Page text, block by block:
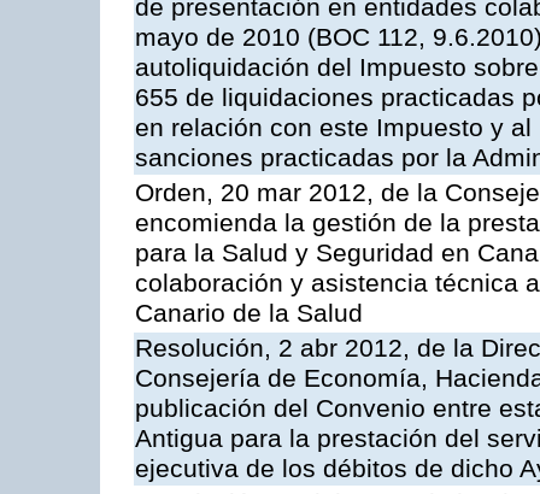
de presentación en entidades
mayo de 2010 (BOC 112,
autoliquidación del Impuesto
655 de liquidaciones practicadas
en relación con este Impuesto y
sanciones practicadas por la
Orden, 20 mar 2012, de la
encomienda la gestión de la
para la Salud y Seguridad en
colaboración y asistencia técnica
Canario de la Salud
Resolución, 2 abr 2012, de la
Consejería de Economía,
publicación del Convenio entre
Antigua para la prestación del
ejecutiva de los débitos de dicho